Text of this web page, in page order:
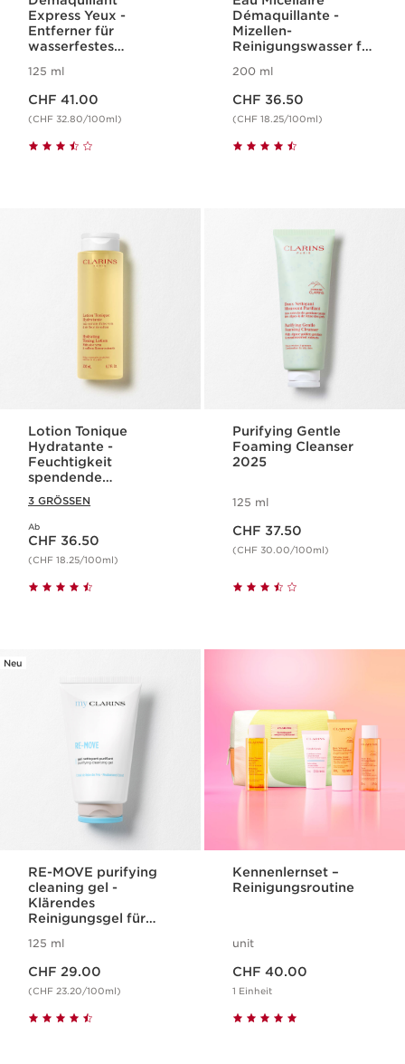
Express Yeux -
Entferner für
wasserfestes
125 ml
CHF 41.00
(CHF 32.80/100ml)
Démaquillante -
Mizellen-
Reinigungswasser für
200 ml
CHF 36.50
(CHF 18.25/100ml)
Lotion Tonique
Hydratante -
Feuchtigkeit
spendende
Gesichtslotion für
normale bis trockene
Haut
3 GRÖSSEN
Ab
Aktueller Preis CHF 36.50
CHF 36.50
(CHF 18.25/100ml)
Purifying Gentle
Foaming Cleanser
2025
125 ml
CHF 37.50
(CHF 30.00/100ml)
Neu
RE-MOVE purifying
cleaning gel -
Klärendes
Reinigungsgel für
125 ml
CHF 29.00
(CHF 23.20/100ml)
Kennenlernset –
Reinigungsroutine
unit
CHF 40.00
1 Einheit